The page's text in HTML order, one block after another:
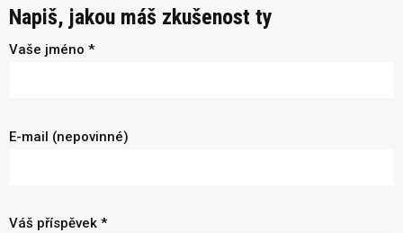
Napiš, jakou máš zkušenost ty
Vaše jméno *
E-mail (nepovinné)
Váš příspěvek *